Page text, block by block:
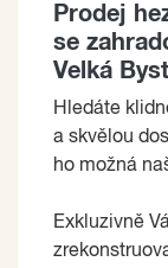
Prodej
se
Velká
Hledáte
a skvělou
ho možná
Exkluzivně